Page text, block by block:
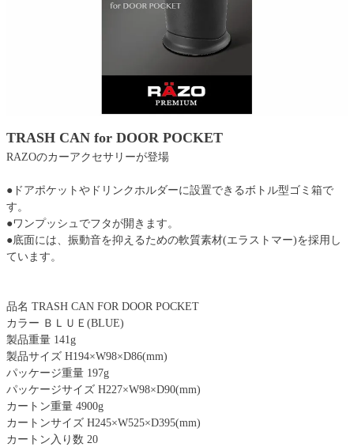
TRASH CAN for DOOR POCKET
RAZOのカーアクセサリーが登場
●ドアポケットやドリンクホルダーに設置できるボトル型ゴミ箱で
す。
●ワンプッシュでフタが開きます。
●底面には、振動音を抑えるための軟質素材(エラストマー)を採用し
ています。
品名 TRASH CAN FOR DOOR POCKET
カラー ＢＬＵＥ(BLUE)
製品重量 141g
製品サイズ H194×W98×D86(mm)
パッケージ重量 197g
パッケージサイズ H227×W98×D90(mm)
カートン重量 4900g
カートンサイズ H245×W525×D395(mm)
カートン入り数 20